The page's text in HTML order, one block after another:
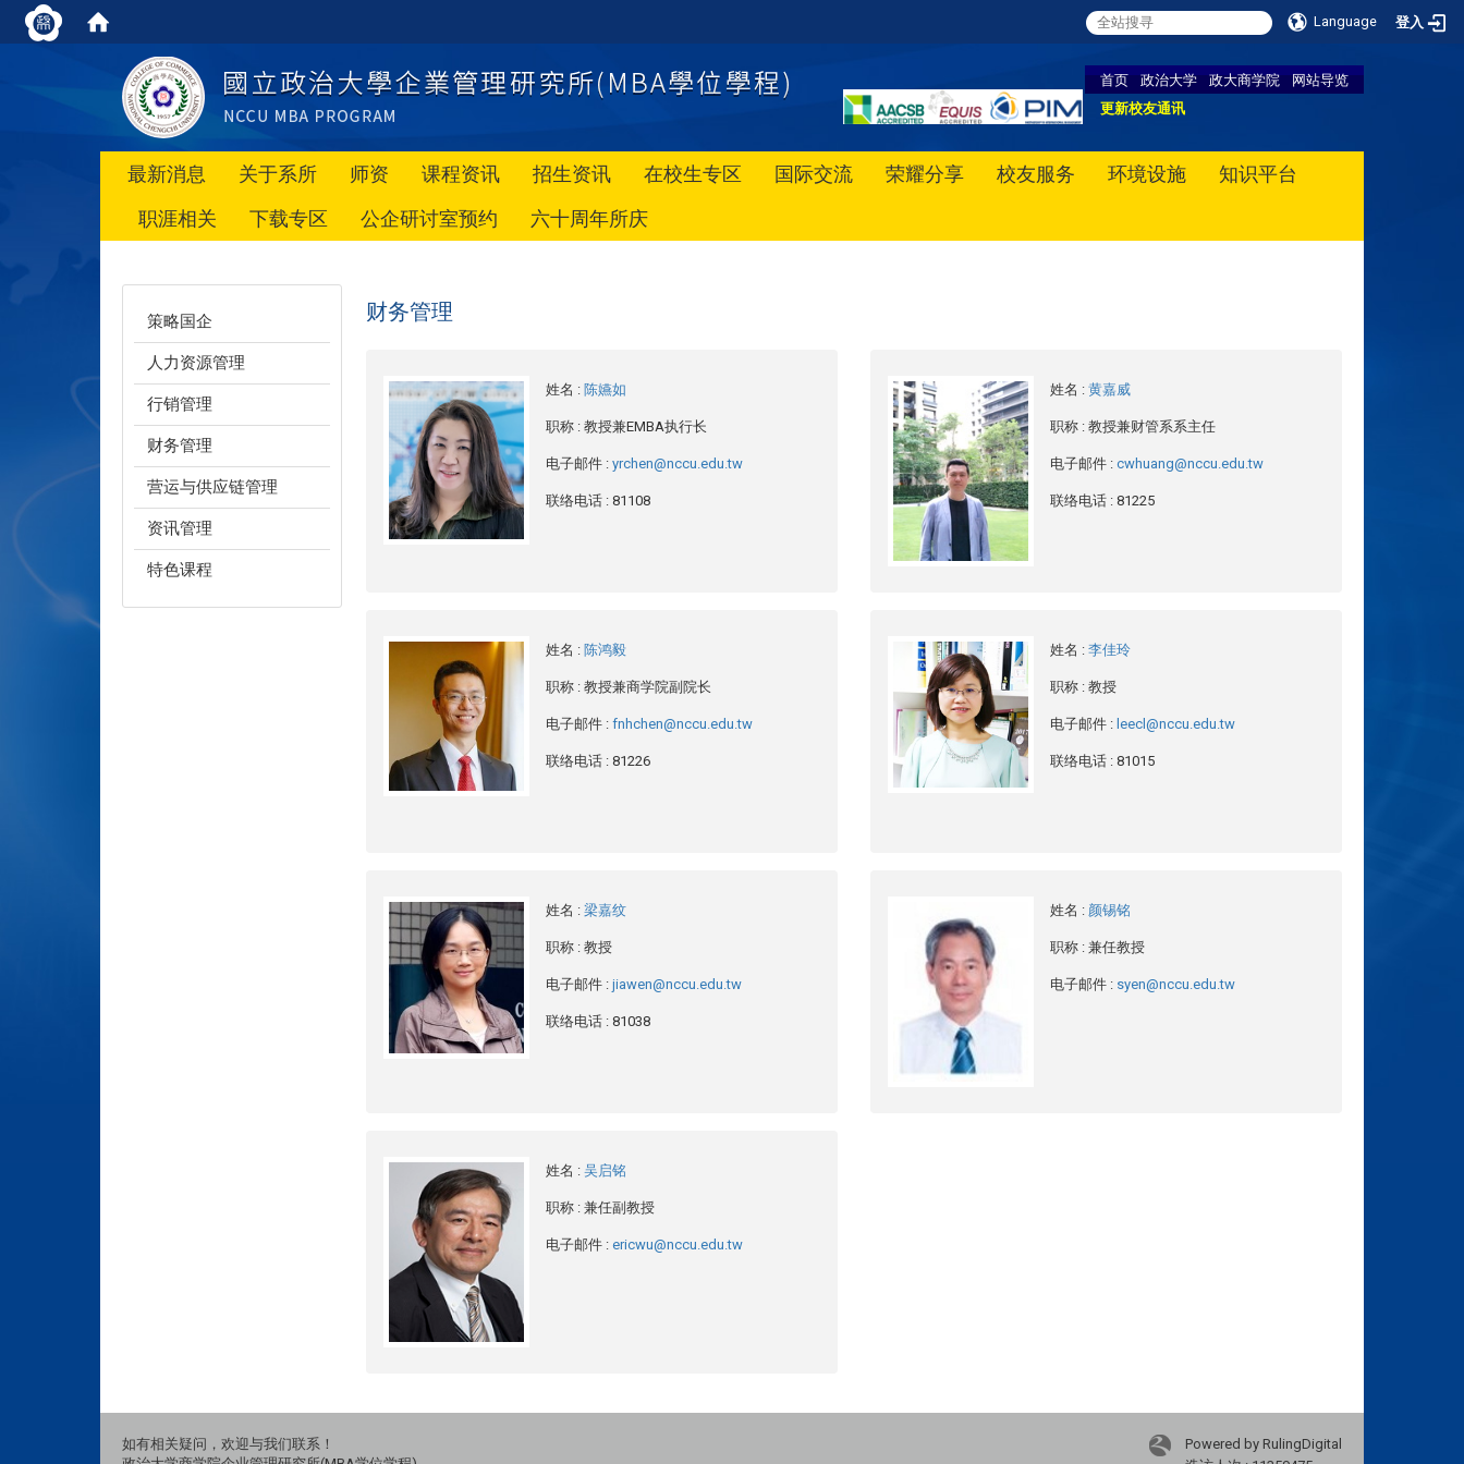
Language 登入
首页 政治大学 政大商学院
网站导览
更新校友通讯
最新消息 关于系所 师资 课程资讯 招生资讯 在校生专区 国际交流 荣耀分享 校友服务 环境设施
知识平台
职涯相关
下载专区 公企研讨室预约 六十周年所庆
策略国企
人力资源管理
行销管理
财务管理
营运与供应链管理
资讯管理
特色课程
财务管理
姓名 : 陈嬿如
职称 : 教授兼EMBA执行长
电子邮件 : yrchen@nccu.edu.tw
联络电话 : 81108
姓名 : 黄嘉威
职称 : 教授兼财管系系主任
电子邮件 : cwhuang@nccu.edu.tw
联络电话 : 81225
姓名 : 陈鸿毅
职称 : 教授兼商学院副院长
电子邮件 : fnhchen@nccu.edu.tw
联络电话 : 81226
姓名 : 李佳玲
职称 : 教授
电子邮件 : leecl@nccu.edu.tw
联络电话 : 81015
姓名 : 梁嘉纹
职称 : 教授
电子邮件 : jiawen@nccu.edu.tw
联络电话 : 81038
姓名 : 颜锡铭
职称 : 兼任教授
电子邮件 : syen@nccu.edu.tw
姓名 : 吴启铭
职称 : 兼任副教授
电子邮件 : ericwu@nccu.edu.tw
如有相关疑问，欢迎与我们联系！
Powered by RulingDigital